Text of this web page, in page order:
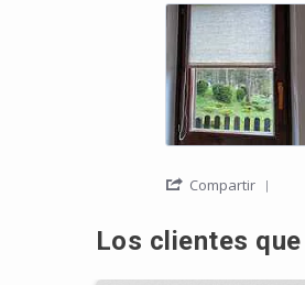
Compartir
Los clientes